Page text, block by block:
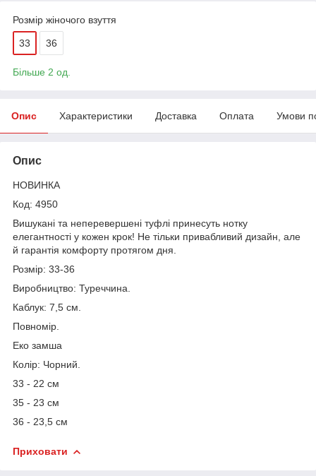
Розмір жіночого взуття
33 36
Більше 2 од.
Опис Характеристики Доставка Оплата Умови
Опис
НОВИНКА
Код: 4950
Вишукані та неперевершені туфлі принесуть нотку
елегантності у кожен крок! Не тільки привабливий дизайн, але
й гарантія комфорту протягом дня.
Розмір: 33-36
Виробництво: Туреччина.
Каблук: 7,5 см.
Повномір.
Еко замша
Колір: Чорний.
33 - 22 см
35 - 23 см
36 - 23,5 см
Приховати